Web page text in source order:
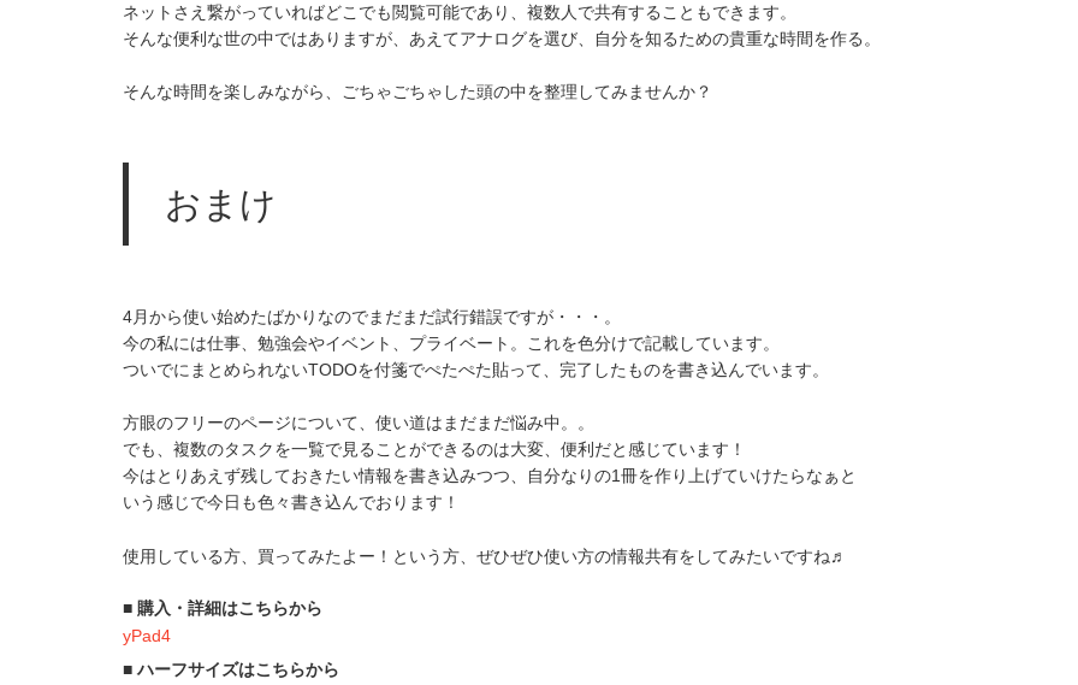
ネットさえ繋がっていればどこでも閲覧可能であり、複数人で共有することもできます。
そんな便利な世の中ではありますが、あえてアナログを選び、自分を知るための貴重な時間を作る。
そんな時間を楽しみながら、ごちゃごちゃした頭の中を整理してみませんか？
おまけ
4月から使い始めたばかりなのでまだまだ試行錯誤ですが・・・。
今の私には仕事、勉強会やイベント、プライベート。これを色分けで記載しています。
ついでにまとめられないTODOを付箋でぺたぺた貼って、完了したものを書き込んでいます。
方眼のフリーのページについて、使い道はまだまだ悩み中。。
でも、複数のタスクを一覧で見ることができるのは大変、便利だと感じています！
今はとりあえず残しておきたい情報を書き込みつつ、自分なりの1冊を作り上げていけたらなぁと
いう感じで今日も色々書き込んでおります！
使用している方、買ってみたよー！という方、ぜひぜひ使い方の情報共有をしてみたいですね♬
■ 購入・詳細はこちらから
yPad4
■ ハーフサイズはこちらから